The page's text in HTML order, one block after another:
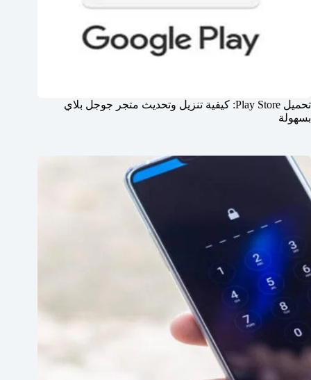
تحميل Play Store: كيفية تنزيل وتحديث متجر جوجل بلاي
بسهولة